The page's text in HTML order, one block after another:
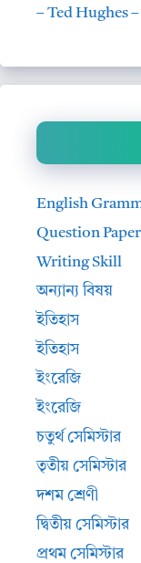
– Ted Hughes
English
Question Paper
Writing Skill
অন্যান্য বিষয়
ইতিহাস
ইতিহাস
ইংরেজি
ইংরেজি
চতুর্থ সেমিস্টার
তৃতীয় সেমিস্টার
দশম শ্রেণী
দ্বিতীয় সেমিস্টার
প্রথম সেমিস্টার